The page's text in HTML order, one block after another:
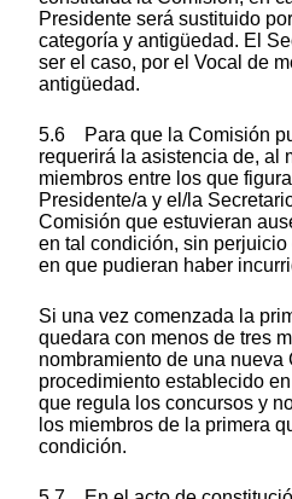
Presidente será sustituido
categoría y antigüedad. El
ser el caso, por el Vocal de
antigüedad.
5.6 Para que la Comisión
requerirá la asistencia de, al
miembros entre los que
Presidente/a y el/la
Comisión que estuvieran
en tal condición, sin
en que pudieran haber
Si una vez comenzada la
quedara con menos de tres
nombramiento de una nueva
procedimiento establecido
que regula los concursos y
los miembros de la primera
condición.